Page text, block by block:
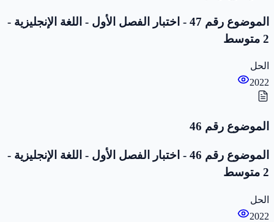
الموضوع رقم 47 - اختبار الفصل الأول - اللغة الإنجليزية -
2 متوسط
الحل
2022
الموضوع رقم 46
الموضوع رقم 46 - اختبار الفصل الأول - اللغة الإنجليزية -
2 متوسط
الحل
2022